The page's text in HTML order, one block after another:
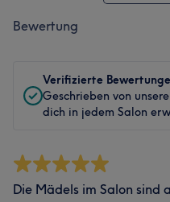
Bewertung
Verifizierte
Geschrieben von
dich in jedem Salon
Die Mädels im Salon sind